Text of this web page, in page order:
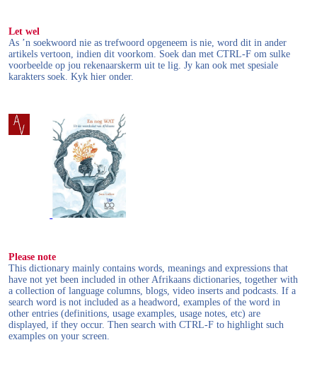
Let wel
As ’n soekwoord nie as trefwoord opgeneem is nie, word dit in ander
artikels vertoon, indien dit voorkom. Soek dan met CTRL-F om sulke
voorbeelde op jou rekenaarskerm uit te lig. Jy kan ook met spesiale
karakters soek. Kyk hier onder.
Please note
This dictionary mainly contains words, meanings and expressions that
have not yet been included in other Afrikaans dictionaries, together with
a collection of language columns, blogs, video inserts and podcasts. If a
search word is not included as a headword, examples of the word in
other entries (definitions, usage examples, usage notes, etc) are
displayed, if they occur. Then search with CTRL-F to highlight such
examples on your screen.